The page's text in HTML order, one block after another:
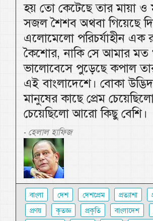
হয় তো কেটেছে তার মায়া ও
সজল শৈশব অথবা গিয়েছে
এলোমেলো পরিচর্যাহীন এক
কৈশোর, নাকি সে আমার মত
ভালোবেসে পুড়েছে কপাল
এই বাংলাদেশে। বোকা
মানুষের কাছে প্রেম
চেয়েছিলো আরো কিছু বেশি।
- হেলাল হাফিজ
বাংলা দেশ দেশপ্রেম প্রত্যাশা
প্রণয়
কৃতজ্ঞ প্রকৃতি বাংলাদেশ